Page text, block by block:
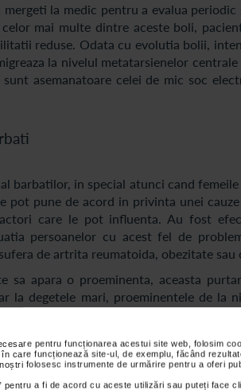
pentru funcționarea acestui site web, folosim
care funcționează site-ul, de exemplu, făcând
folosesc instrumente de urmărire pentru a oferi
pentru a fi de acord cu aceste utilizări sau puteți face
la medic pentru a evalua
mai multe dintre aceste boli,
reduse. Odata cu evolutia bolii,
la nivelul metatarsienelor
asemanatoare celei de mic soc
barbatilor, in special atunci cand
pune de acord in privinta unei cauze
care le pot influenta. Au fost
persoanelor cu acest fel de
de artrita reumatoida, obezitate
apara o proeminenta, aceasta
la degetele mari, proeminentele de la
dezvoltarii montului, degetul mic
fel sunt ereditare.